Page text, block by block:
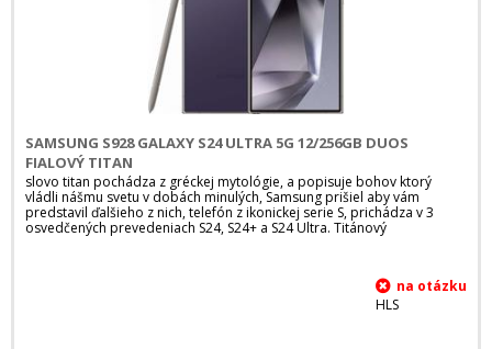
SAMSUNG S928 GALAXY S24 ULTRA 5G 12/256GB DUOS
FIALOVÝ TITAN
slovo titan pochádza z gréckej mytológie, a popisuje bohov ktorý
vládli nášmu svetu v dobách minulých, Samsung prišiel aby vám
predstavil ďalšieho z nich, telefón z ikonickej serie S, prichádza v 3
osvedčených prevedeniach S24, S24+ a S24 Ultra. Titánový
HLS